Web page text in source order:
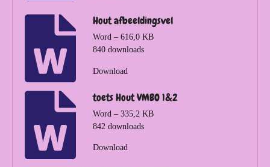
Hout afbeeldingsvel
Word – 616,0 KB
840 downloads
Download
toets Hout VMBO 1&2
Word – 335,2 KB
842 downloads
Download